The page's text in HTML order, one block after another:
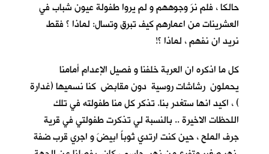
حالكا ، فلم نرَ وجوههم و لم يروا طفولة عيون شباب في
العشرينات من اعمارهم كيف تبرق وتسال: لماذا ؟ فقط
نريد ان نفهم ، لماذا ؟!
كل ما اذكره ان العربة خلفنا و فصيل الإعدام أمامنا
يحملون رشاشات روسية دون مقابض كنا نسميها (غدارة
) ، اكيد انها ستغدر بنا. تذكر كل منا طفولته في تلك
اللحظات الاخيرة .. بالنسبة لي تذكرت طفولتي في قرية
جرف الملح، حين كنت ارتدي ثوباً ابيضَ و اجري قرب ضفة